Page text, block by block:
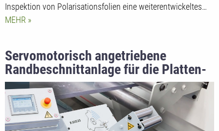
Inspektion von Polarisationsfolien eine weiterentwickeltes…
MEHR
Servomotorisch angetriebene
Randbeschnittanlage für die Platten-
und Folienextrusion